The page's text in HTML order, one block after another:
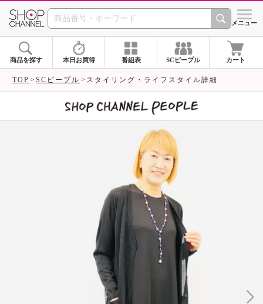
SHOP CHANNEL シメニュー
商品を探す 本日お買得 番組表 SCピープル カート
TOP SCピープル スタイリング・ライフスタイル詳細